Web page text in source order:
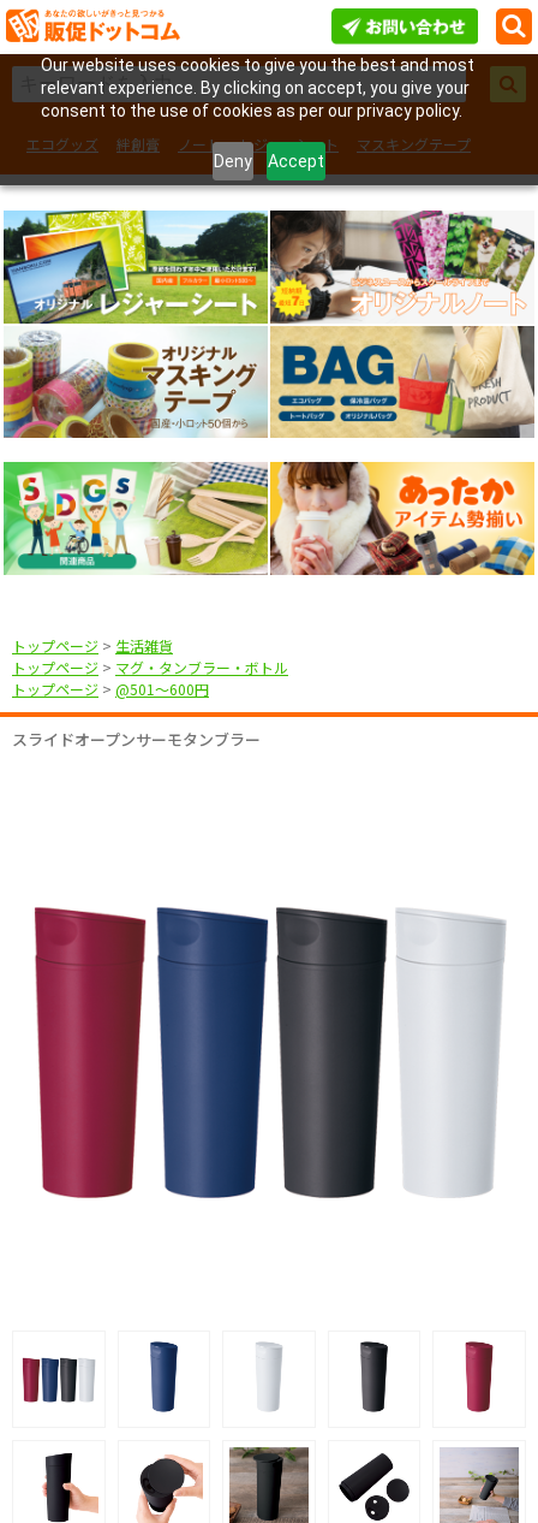
Our website uses cookies to give you the best and most
relevant experience. By clicking on accept, you give your
consent to the use of cookies as per our privacy policy.
Deny Accept
エコグッズ 絆創膏 ノート レジャーシート
マスキングテープ
フェイスシール
トップページ > 生活雑貨
トップページ > マグ・タンブラー・ボトル
トップページ > @501〜600円
スライドオープンサーモタンブラー